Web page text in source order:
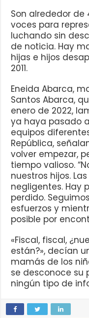
Son alrededor
voces para
luchando sin
de noticia. Hay
hijas e hijos
2011.
Eneida Abarca,
Santos Abarca,
enero de 2022,
ya haya pasado
equipos
República,
volver empezar,
tiempo valioso.
nuestros hijos.
negligentes. Hay
perdido.
esfuerzos y
posible por
«Fiscal, fiscal,
están?», decían
mamás de los
se desconoce su
ningún tipo de